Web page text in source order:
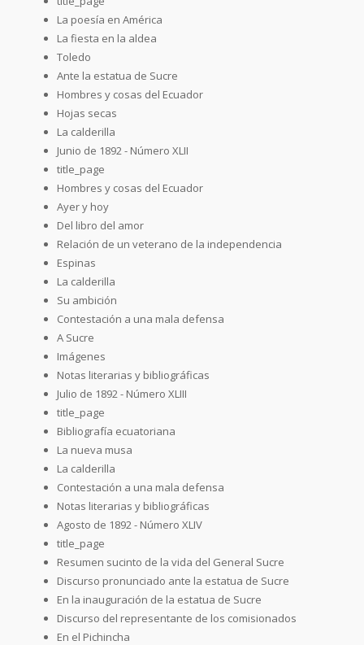
La poesía en América
La fiesta en la aldea
Toledo
Ante la estatua de Sucre
Hombres y cosas del Ecuador
Hojas secas
La calderilla
Junio de 1892 - Número XLII
title_page
Hombres y cosas del Ecuador
Ayer y hoy
Del libro del amor
Relación de un veterano de la independencia
Espinas
La calderilla
Su ambición
Contestación a una mala defensa
A Sucre
Imágenes
Notas literarias y bibliográficas
Julio de 1892 - Número XLIII
title_page
Bibliografía ecuatoriana
La nueva musa
La calderilla
Contestación a una mala defensa
Notas literarias y bibliográficas
Agosto de 1892 - Número XLIV
title_page
Resumen sucinto de la vida del General Sucre
Discurso pronunciado ante la estatua de Sucre
En la inauguración de la estatua de Sucre
Discurso del representante de los comisionados
En el Pichincha